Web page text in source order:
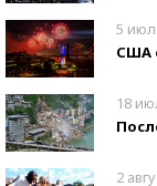
5
США
18
2